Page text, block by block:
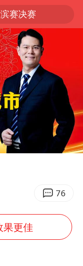
赛决赛
国足U17与阿森纳决赛取消 并列冠军
斯基有何意图
雨
”出现
明笑出表情包
了个结
对准中国记者
曝美下令调查弹药库存信息遭泄露事件
扁平圆盘
76
果更佳